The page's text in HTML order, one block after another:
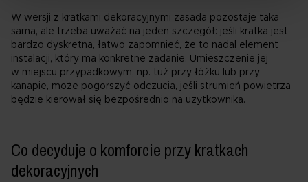
administratorami danych będą:
Roha Group Sp. z o.o.,
oraz nasi partnerzy, o których informujemy w polityce
prywatności . W polityce uzyskasz też informacje o
prawach przysługujących ci w związku z
przetwarzaniem twoich danych osobowych.
W wersji z kratkami dekoracyjnymi zasada pozostaje taka
sama, ale trzeba uważać na jeden szczegół: jeśli kratka jest
bardzo dyskretna, łatwo zapomnieć, że to nadal element
instalacji, który ma konkretne zadanie. Umieszczenie jej
w miejscu przypadkowym, np. tuż przy łóżku lub przy
kanapie, może pogorszyć odczucia, jeśli strumień powietrza
będzie kierował się bezpośrednio na użytkownika.
Co decyduje o komforcie przy kratkach
dekoracyjnych